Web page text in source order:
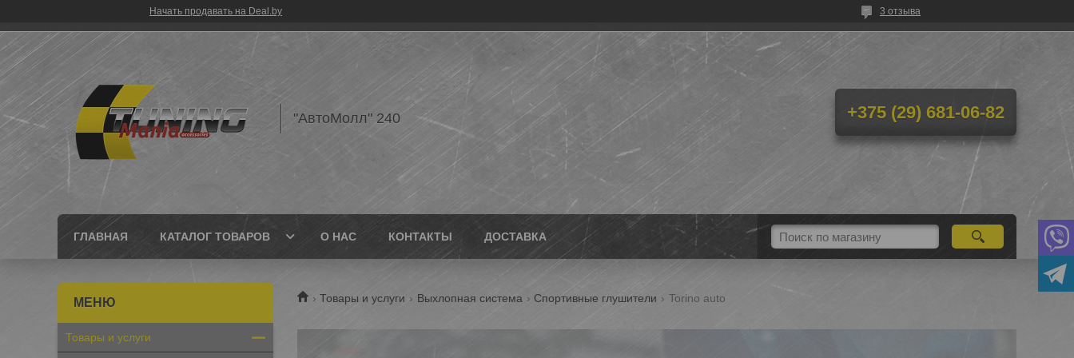
Начать продавать на Deal.by 3 отзыва
"АвтоМолл" 240 +375 (29) 681-06-82
ГЛАВНАЯ КАТАЛОГ ТОВАРОВ О НАС КОНТАКТЫ ДОСТАВКА
Товары и услуги Выхлопная система Спортивные глушители Torino auto
Товары и услуги